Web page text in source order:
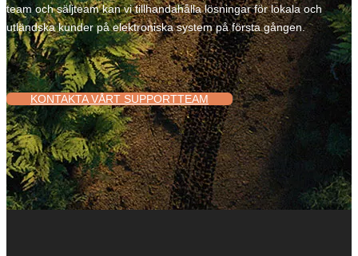
team och säljteam kan vi tillhandahålla lösningar för lokala och
utländska kunder på elektroniska system på första gången.
KONTAKTA VÅRT SUPPORTTEAM